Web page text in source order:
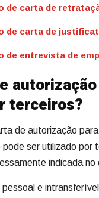
de carta de
de carta de
de entrevista de
terceiros?
de autorização
ser utilizado por
indicada no
e